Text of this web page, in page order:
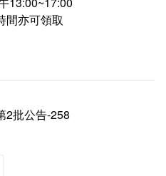
間亦可領取
2批公告-258